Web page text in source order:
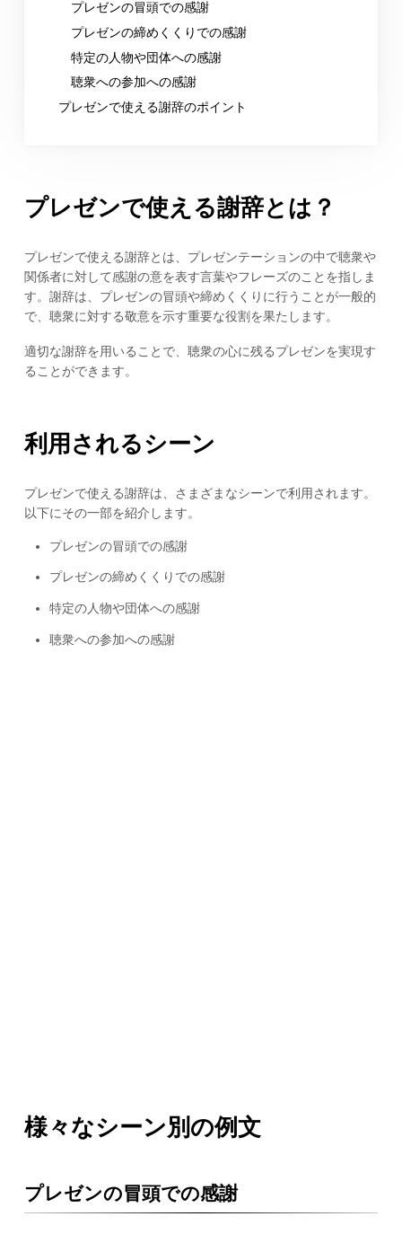
プレゼンの冒頭での感謝
プレゼンの締めくくりでの感謝
特定の人物や団体への感謝
聴衆への参加への感謝
プレゼンで使える謝辞のポイント
プレゼンで使える謝辞とは？
プレゼンで使える謝辞とは、プレゼンテーションの中で聴衆や
関係者に対して感謝の意を表す言葉やフレーズのことを指しま
す。謝辞は、プレゼンの冒頭や締めくくりに行うことが一般的
で、聴衆に対する敬意を示す重要な役割を果たします。
適切な謝辞を用いることで、聴衆の心に残るプレゼンを実現す
ることができます。
利用されるシーン
プレゼンで使える謝辞は、さまざまなシーンで利用されます。
以下にその一部を紹介します。
プレゼンの冒頭での感謝
プレゼンの締めくくりでの感謝
特定の人物や団体への感謝
聴衆への参加への感謝
様々なシーン別の例文
プレゼンの冒頭での感謝